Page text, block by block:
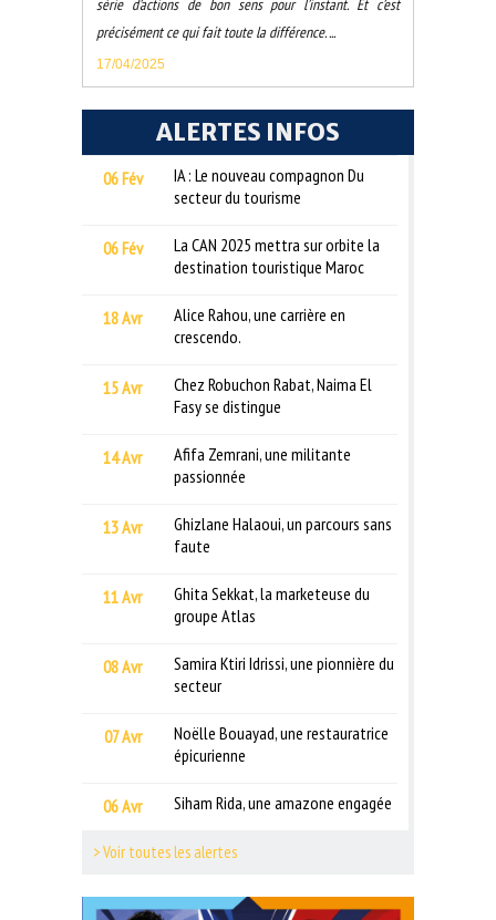
précisément ce qui fait toute la différence. ...
17/04/2025
ALERTES INFOS
06 Fév
IA : Le nouveau compagnon Du
secteur du tourisme
06 Fév
La CAN 2025 mettra sur orbite la
destination touristique Maroc
18 Avr
Alice Rahou, une carrière en
crescendo.
15 Avr
Chez Robuchon Rabat, Naima El
Fasy se distingue
14 Avr
Afifa Zemrani, une militante
passionnée
13 Avr
Ghizlane Halaoui, un parcours sans
faute
11 Avr
Ghita Sekkat, la marketeuse du
groupe Atlas
08 Avr
Samira Ktiri Idrissi, une pionnière du
secteur
07 Avr
Noëlle Bouayad, une restauratrice
épicurienne
06 Avr Siham Rida, une amazone engagée
> Voir toutes les alertes